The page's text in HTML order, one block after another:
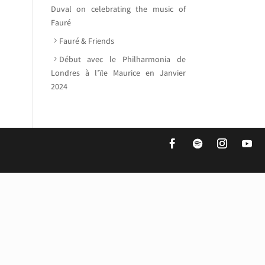
Duval on celebrating the music of
Fauré
Fauré & Friends
Début avec le Philharmonia de
Londres à l’ïle Maurice en Janvier
2024